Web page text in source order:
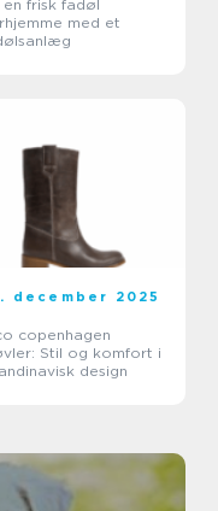
en frisk fadøl
med et
december 2025
copenhagen
Stil og komfort i
design